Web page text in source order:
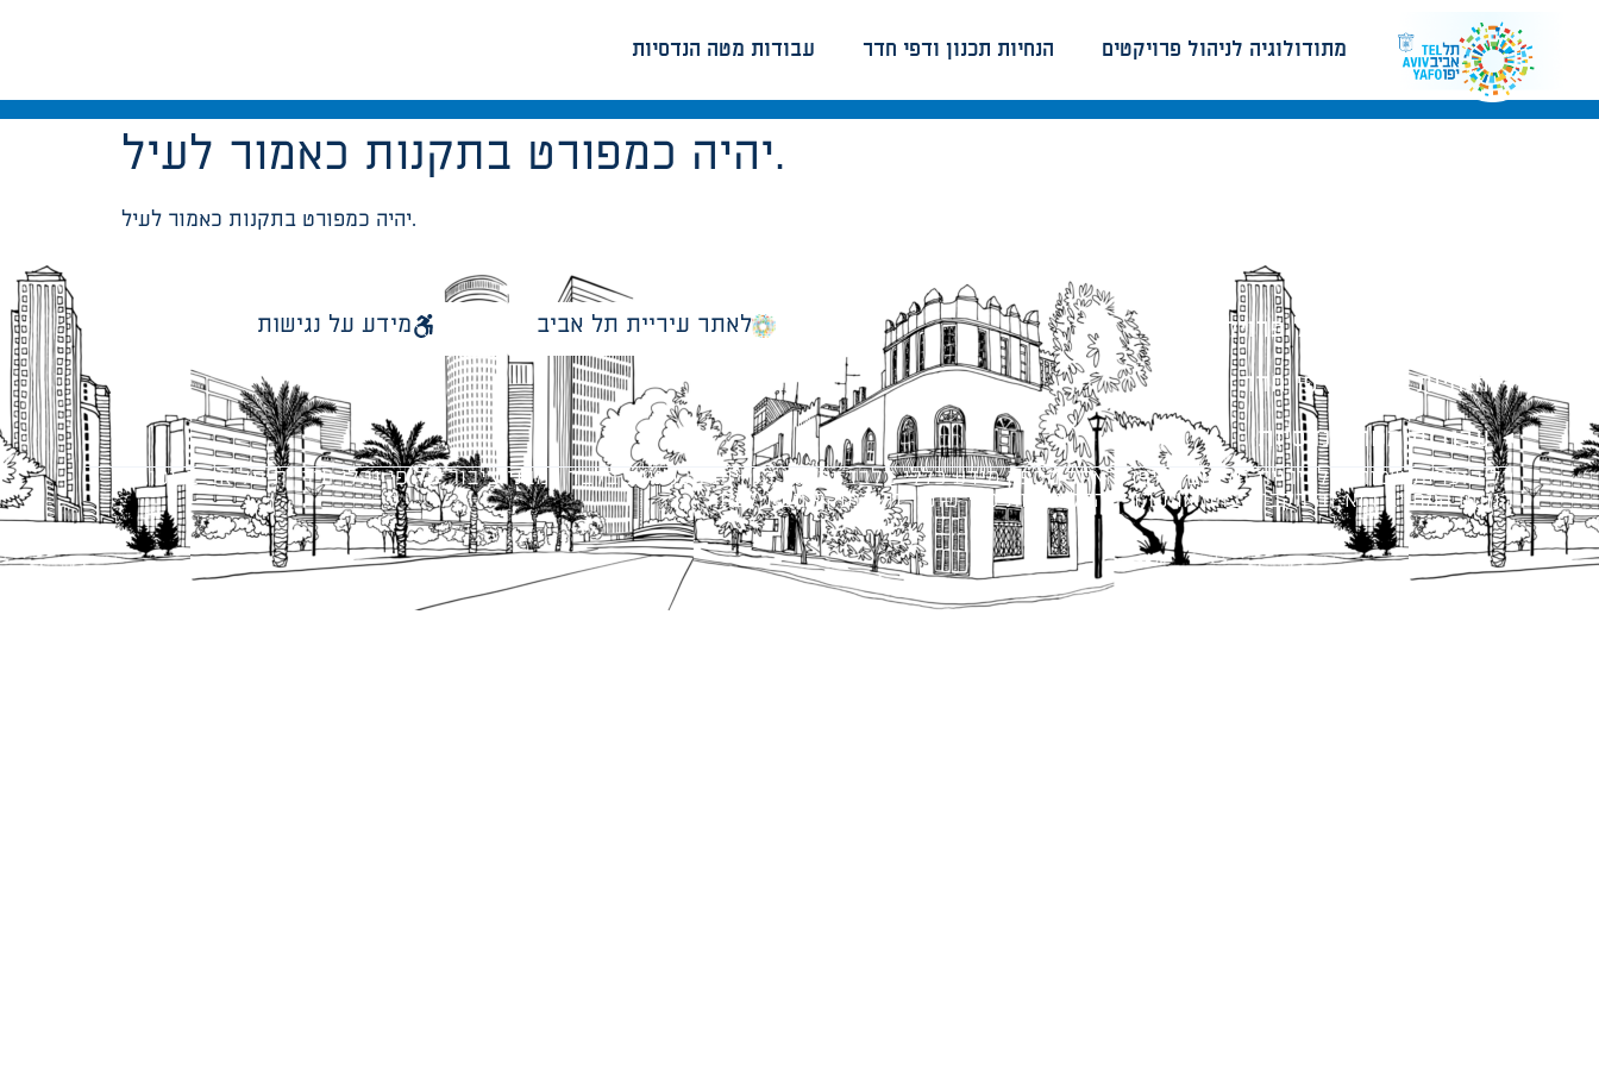
עבודות מטה הנדסיות הנחיות תכנון ודפי חדר מתודולוגיה לניהול פרויקטים
יהיה כמפורט בתקנות כאמור לעיל.
יהיה כמפורט בתקנות כאמור לעיל.
עבודות מטה הנדסיות
הנחיות תכנון ודפי חדר
מתודולוגיה לניהול פרויקטים לאתר עיריית תל אביב מידע על נגישות
כל הזכויות שמורות לעיריית תל-אביב-יפו. האתר מספק מידע כללי בלבד ומאגד הנחיות תכנוניות בלבד למבני ציבור על פי נהלי עיריית תל אביב-יפו.
הנוסח המחייב הוא זה הקבוע בהוראות הדין הרלוונטיות כפי שתהיינה בתוקף מעת לעת.